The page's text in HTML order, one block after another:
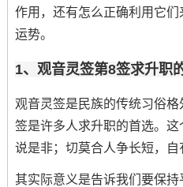
作用，还有怎么正确利用它
运势。
1、观音灵签第8签求升职
观音灵签是民族的传统习俗
签是许多人求升职的首选。这
说是非；切莫合人争长短，自
其实际意义是告诉我们要保